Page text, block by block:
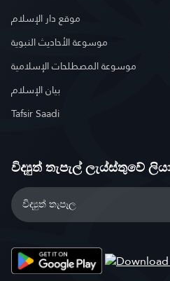
موقع دار الإسلام
موسوعة الأحاديث النبوية
موسوعة المصطلحات الإسلامية
بيان الإسلام
Tafsir Saadi
විද්‍යුත් තැපැල් ලැය්ස්තුවේ